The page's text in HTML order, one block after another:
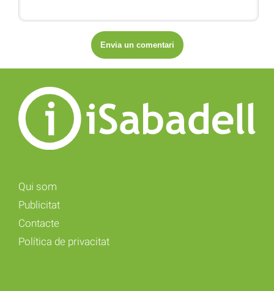
Qui som
Publicitat
Contacte
Política de privacitat